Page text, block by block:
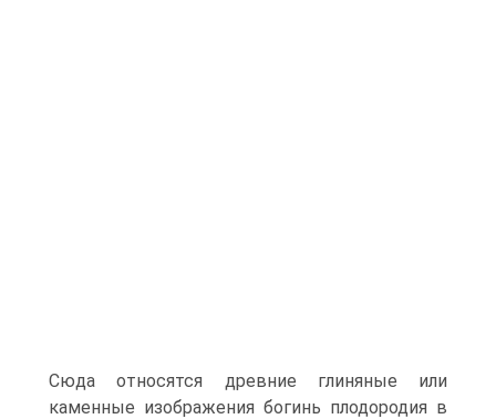
Сюда относятся древние глиняные или
каменные изображения бо­гинь плодородия в